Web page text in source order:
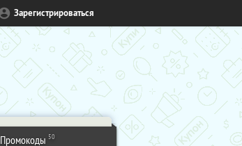
Зарегистрироваться
Промокоды 50